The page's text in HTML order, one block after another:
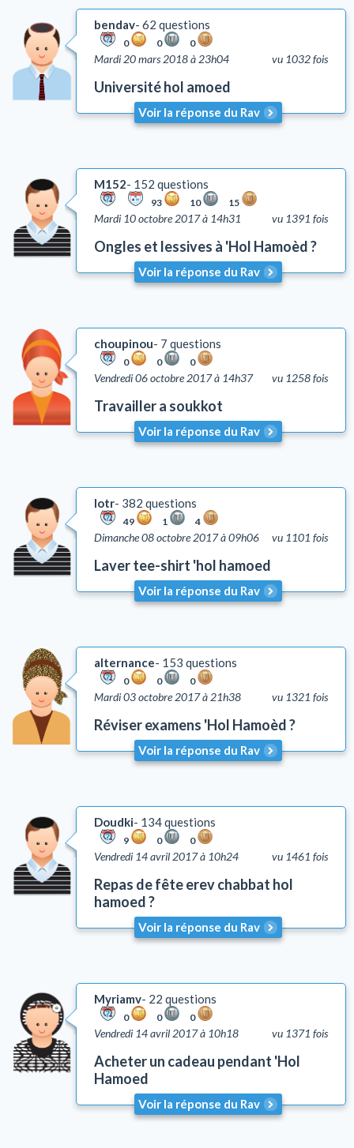
bendav 62 questions
0 0 0
vu 1032 fois
Mardi 20 mars 2018 à 23h04
Université hol amoed
Voir la réponse du Rav
M152 152 questions
93 10 15
vu 1391 fois
Mardi 10 octobre 2017 à 14h31
Ongles et lessives à 'Hol Hamoèd ?
Voir la réponse du Rav
choupinou 7 questions
0 0 0
vu 1258 fois
Vendredi 06 octobre 2017 à 14h37
Travailler a soukkot
Voir la réponse du Rav
lotr 382 questions
49 1 4
vu 1101 fois
Dimanche 08 octobre 2017 à 09h06
Laver tee-shirt 'hol hamoed
Voir la réponse du Rav
alternance 153 questions
0 0 0
vu 1321 fois
Mardi 03 octobre 2017 à 21h38
Réviser examens 'Hol Hamoèd ?
Voir la réponse du Rav
Doudki 134 questions
9 0 0
vu 1461 fois
Vendredi 14 avril 2017 à 10h24
Repas de fête erev chabbat hol
hamoed ?
Voir la réponse du Rav
Myriamv 22 questions
0 0 0
vu 1371 fois
Vendredi 14 avril 2017 à 10h18
Acheter un cadeau pendant 'Hol
Hamoed
Voir la réponse du Rav